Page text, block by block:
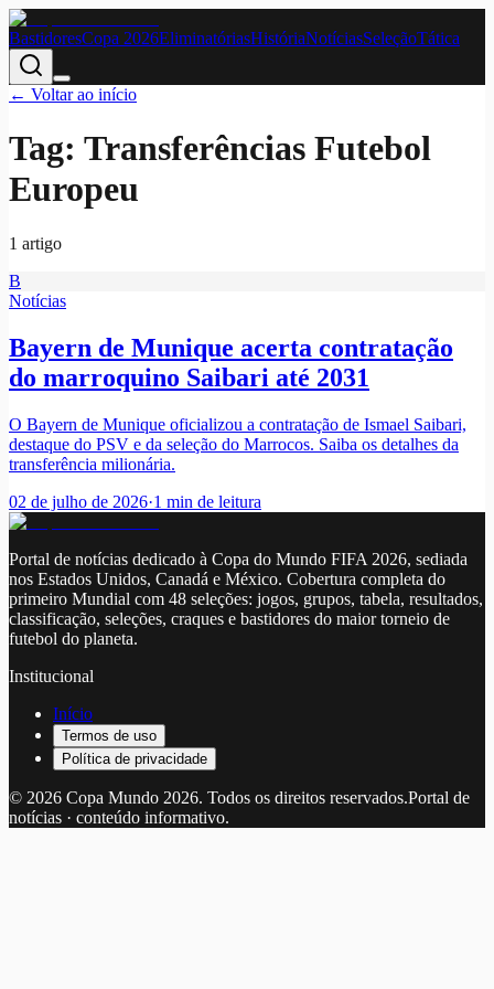
BastidoresCopa 2026EliminatóriasHistóriaNotíciasSeleçãoTática
← Voltar ao início
Tag: Transferências Futebol
Europeu
1 artigo
B
Notícias
Bayern de Munique acerta contratação
do marroquino Saibari até 2031
O Bayern de Munique oficializou a contratação de Ismael Saibari,
destaque do PSV e da seleção do Marrocos. Saiba os detalhes da
transferência milionária.
02 de julho de 2026·1 min de leitura
Portal de notícias dedicado à Copa do Mundo FIFA 2026, sediada
nos Estados Unidos, Canadá e México. Cobertura completa do
primeiro Mundial com 48 seleções: jogos, grupos, tabela, resultados,
classificação, seleções, craques e bastidores do maior torneio de
futebol do planeta.
Institucional
Início
Termos de uso
Política de privacidade
© 2026 Copa Mundo 2026. Todos os direitos reservados.Portal de
notícias · conteúdo informativo.